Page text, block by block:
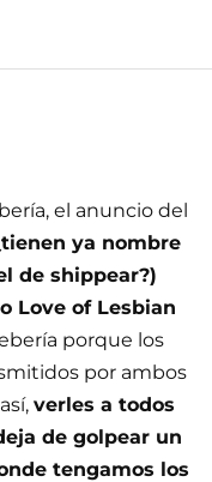
el anuncio del
ya nombre
de shippear?)
Love of Lesbian
porque los
por ambos
verles a todos
de golpear un
tengamos los